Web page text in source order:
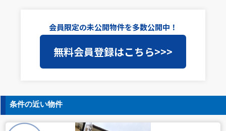
4. 個人情報取扱いの委託
当社は事業運営上、前項利用目的の範囲に限って個人情報
を外部に委託することがあります。この場合、個人情報保
護水準の高い委託先を選定し、個人情報の適正管理・機密
保持についての契約を交わし、適切な管理を実施させま
5. 個人情報の開示等の請求
ご本人様は、当社に対してご自身の個人情報の開示等（利
用目的の通知、開示、内容の訂正・追加・削除、利用の停
会員限定の未公開物件を多数公開中！
無料会員登録はこちら>>>
条件の近い物件